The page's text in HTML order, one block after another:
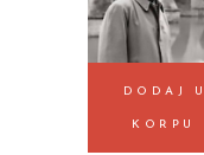
DODAJ U
KORPU